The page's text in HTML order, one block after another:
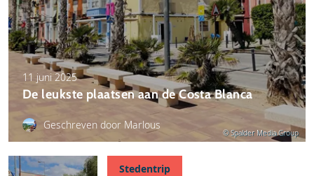
© Spalder Media Group
11 juni 2025
De leukste plaatsen aan de Costa Blanca
Geschreven door Marlous
Stedentrip